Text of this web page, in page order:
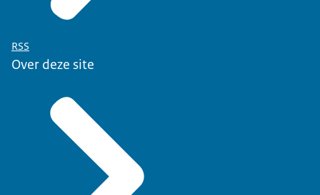
RSS
Over deze site